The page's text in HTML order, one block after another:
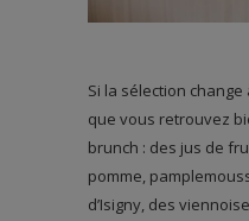
Si la sélection
que vous retrouvez
brunch : des jus de
pomme,
d’Isigny, des